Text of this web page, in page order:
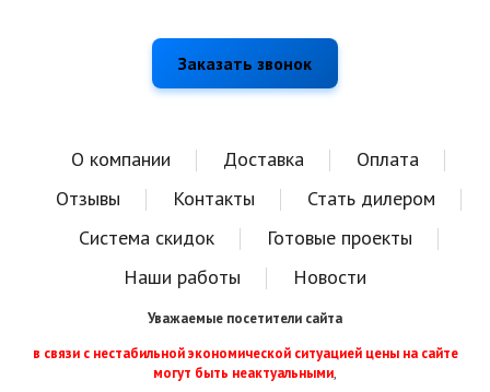
О компании Доставка
Оплата
Отзывы
Контакты
Стать дилером
Система скидок
Готовые проекты
Наши работы
Новости
Уважаемые посетители сайта
в связи с нестабильной экономической ситуацией цены на сайте
могут быть неактуальными,